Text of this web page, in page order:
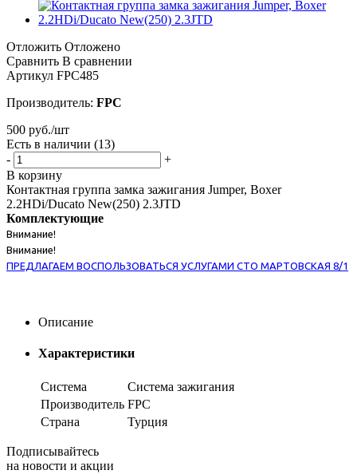
Отложить Отложено
Сравнить В сравнении
Артикул FPC485
Производитель: FPC
500 руб./шт
Есть в наличии (13)
-
+
В корзину
Контактная группа замка зажигания Jumper, Boxer
2.2HDi/Ducato New(250) 2.3JTD
Комплектующие
Внимание!
Внимание!
ПРЕДЛАГАЕМ ВОСПОЛЬЗОВАТЬСЯ УСЛУГАМИ СТО МАРТОВСКАЯ 8/1
Описание
Характеристики
Система
Система зажигания
Производитель FPC
Страна
Турция
Подписывайтесь
на новости и акции